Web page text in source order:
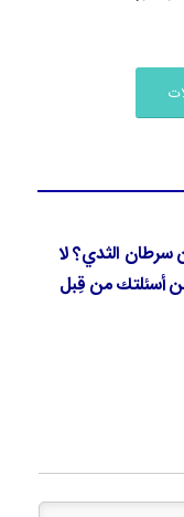
سرطان الثدي؟ لا
أسئلتك من قِبل